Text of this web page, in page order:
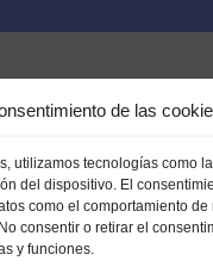
de las
utilizamos tecnologías como
del dispositivo. El
como el comportamiento
consentir o retirar el
y funciones.